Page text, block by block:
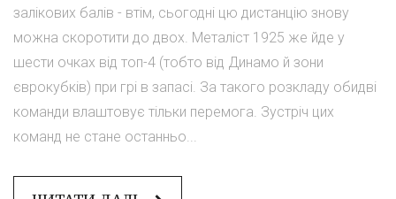
залікових балів - втім, сьогодні цю дистанцію знову
можна скоротити до двох. Металіст 1925 же йде у
шести очках від топ-4 (тобто від Динамо й зони
єврокубків) при грі в запасі. За такого розкладу обидві
команди влаштовує тільки перемога. Зустріч цих
команд не стане останньо...